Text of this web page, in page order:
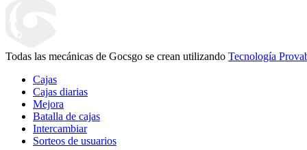
Todas las mecánicas de Gocsgo se crean utilizando Tecnología
Cajas
Cajas diarias
Mejora
Batalla de cajas
Intercambiar
Sorteos de usuarios